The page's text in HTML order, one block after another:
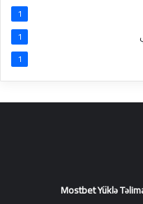
1
1
1
Mostbet Yüklə